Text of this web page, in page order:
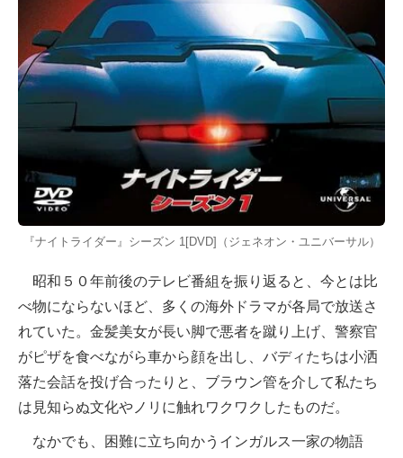
『ナイトライダー』シーズン 1[DVD]（ジェネオン・ユニバーサル）
昭和５０年前後のテレビ番組を振り返ると、今とは比
べ物にならないほど、多くの海外ドラマが各局で放送さ
れていた。金髪美女が長い脚で悪者を蹴り上げ、警察官
がピザを食べながら車から顔を出し、バディたちは小洒
落た会話を投げ合ったりと、ブラウン管を介して私たち
は見知らぬ文化やノリに触れワクワクしたものだ。
なかでも、困難に立ち向かうインガルス一家の物語